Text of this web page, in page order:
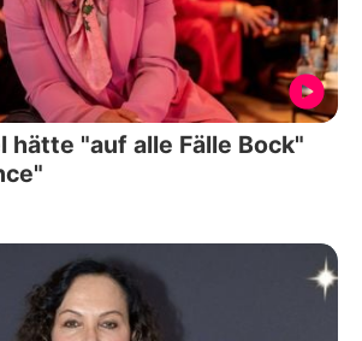
hätte "auf alle Fälle Bock"